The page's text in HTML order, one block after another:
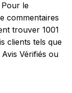
le
commentaires
trouver 1001
clients tels que
Vérifiés ou